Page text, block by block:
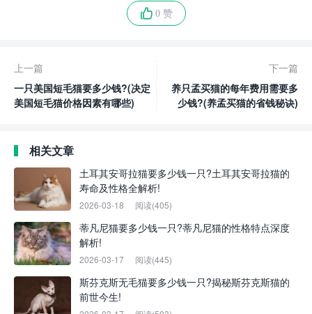
0 赞
上一篇
一只美国短毛猫要多少钱?(决定
美国短毛猫价格因素有哪些)
下一篇
养只孟买猫的每年费用需要多
少钱?(养孟买猫的省钱秘诀)
相关文章
土耳其安哥拉猫要多少钱一只?土耳其安哥拉猫的
寿命及性格全解析!
2026-03-18 阅读(405)
蒂凡尼猫要多少钱一只?蒂凡尼猫的性格特点深度
解析!
2026-03-17 阅读(445)
斯芬克斯无毛猫要多少钱一只?揭秘斯芬克斯猫的
前世今生!